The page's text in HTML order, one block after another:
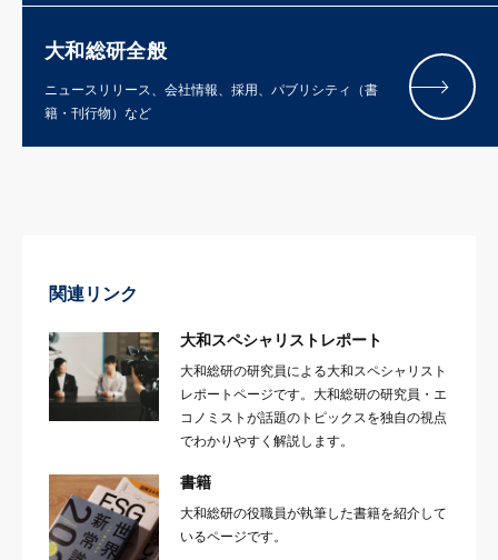
大和総研全般
ニュースリリース、会社情報、採用、パブリシティ（書
籍・刊行物）など
関連リンク
大和スペシャリストレポート
大和総研の研究員による大和スペシャリスト
レポートページです。大和総研の研究員・エ
コノミストが話題のトピックスを独自の視点
でわかりやすく解説します。
書籍
大和総研の役職員が執筆した書籍を紹介して
いるページです。